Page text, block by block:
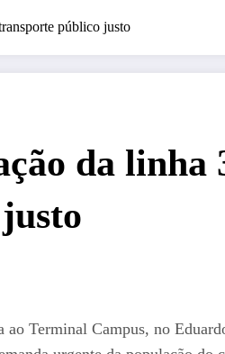
público justo
da linha
Terminal Campus, no